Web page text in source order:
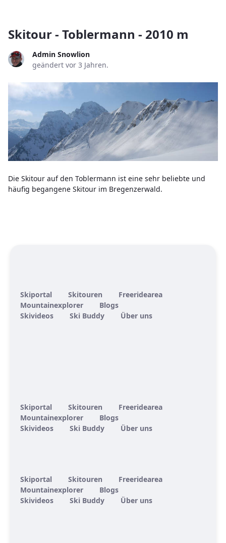
Skitour - Toblermann - 2010 m
Admin Snowlion
geändert vor 3 Jahren.
Die Skitour auf den Toblermann ist eine sehr beliebte und
häufig begangene Skitour im Bregenzerwald.
Skiportal Skitouren
Freeridearea
Mountainexplorer
Blogs
Skivideos
Ski Buddy Über uns
Skiportal Skitouren
Freeridearea
Mountainexplorer
Blogs
Skivideos
Ski Buddy Über uns
Skiportal Skitouren
Freeridearea
Mountainexplorer
Blogs
Skivideos
Ski Buddy Über uns